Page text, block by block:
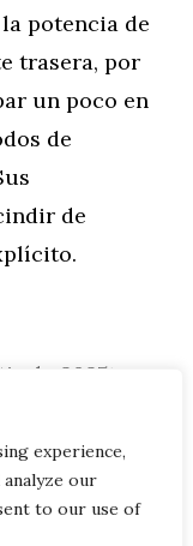
experience,
our
to our use of
potencia de
trasera, por
un poco en
de
de
de 2025:
capacidad
X5 M
G82